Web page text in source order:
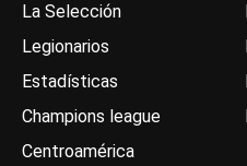
La Selección
Legionarios
Estadísticas
Champions league
Centroamérica